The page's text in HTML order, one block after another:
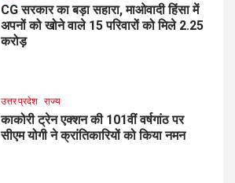
CG सरकार का बड़ा सहारा, माओवादी हिंसा में
अपनों को खोने वाले 15 परिवारों को मिले ₹2.25
करोड़
उत्तर प्रदेश राज्य
काकोरी ट्रेन एक्शन की 101वीं वर्षगांठ पर
सीएम योगी ने क्रांतिकारियों को किया नमन